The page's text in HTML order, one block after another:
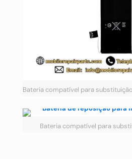
Bateria compatível para
Bateria compatível para